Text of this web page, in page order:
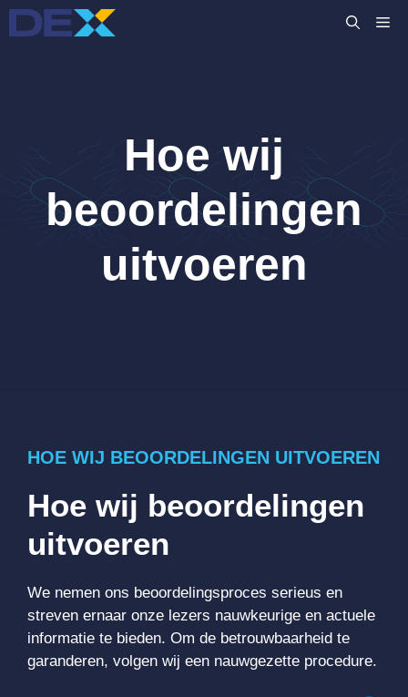
Ga
naar
Hoe wij
beoordelingen
uitvoeren
HOE WIJ BEOORDELINGEN UITVOEREN
Hoe wij beoordelingen
uitvoeren
We nemen ons beoordelingsproces serieus en
streven ernaar onze lezers nauwkeurige en actuele
informatie te bieden. Om de betrouwbaarheid te
garanderen, volgen wij een nauwgezette procedure.